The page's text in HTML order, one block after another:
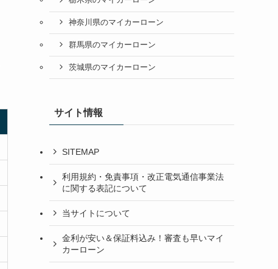
神奈川県のマイカーローン
群馬県のマイカーローン
茨城県のマイカーローン
サイト情報
SITEMAP
利用規約・免責事項・改正電気通信事業法
に関する表記について
当サイトについて
金利が安い＆保証料込み！審査も早いマイ
カーローン